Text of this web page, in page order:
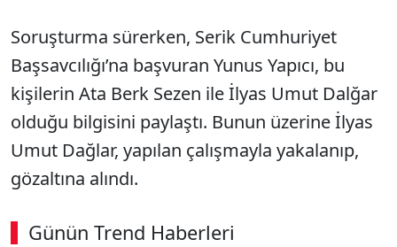
Soruşturma sürerken, Serik Cumhuriyet
Başsavcılığı’na başvuran Yunus Yapıcı, bu
kişilerin Ata Berk Sezen ile İlyas Umut Dalğar
olduğu bilgisini paylaştı. Bunun üzerine İlyas
Umut Dağlar, yapılan çalışmayla yakalanıp,
gözaltına alındı.
Günün Trend Haberleri